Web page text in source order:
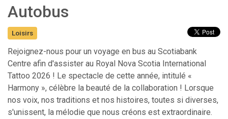
Autobus
Loisirs
Rejoignez-nous pour un voyage en bus au Scotiabank
Centre afin d'assister au Royal Nova Scotia International
Tattoo 2026 ! Le spectacle de cette année, intitulé «
Harmony », célèbre la beauté de la collaboration ! Lorsque
nos voix, nos traditions et nos histoires, toutes si diverses,
s'unissent, la mélodie que nous créons est extraordinaire.